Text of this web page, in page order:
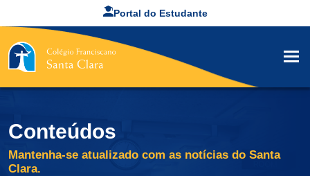
Portal do Estudante
Conteúdos
Mantenha-se atualizado com as notícias do Santa
Clara.